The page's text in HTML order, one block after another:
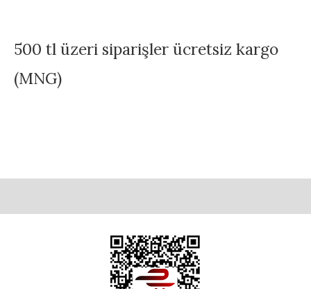
500 tl üzeri siparişler ücretsiz kargo
(MNG)